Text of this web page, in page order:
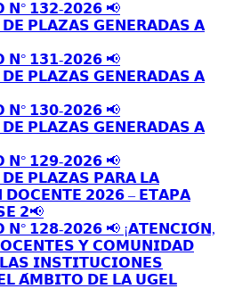
𝟭𝟯𝟮-𝟮𝟬𝟮𝟲 📢
𝗗𝗘 𝗣𝗟𝗔𝗭𝗔𝗦 𝗚𝗘𝗡𝗘𝗥𝗔𝗗𝗔𝗦 𝗔
𝟭𝟯𝟭-𝟮𝟬𝟮𝟲 📢
𝗗𝗘 𝗣𝗟𝗔𝗭𝗔𝗦 𝗚𝗘𝗡𝗘𝗥𝗔𝗗𝗔𝗦 𝗔
𝟭𝟯𝟬-𝟮𝟬𝟮𝟲 📢
𝗗𝗘 𝗣𝗟𝗔𝗭𝗔𝗦 𝗚𝗘𝗡𝗘𝗥𝗔𝗗𝗔𝗦 𝗔
𝟭𝟮𝟵-𝟮𝟬𝟮𝟲 📢
𝗣𝗟𝗔𝗭𝗔𝗦 𝗣𝗔𝗥𝗔 𝗟𝗔
𝗗𝗢𝗖𝗘𝗡𝗧𝗘 𝟮𝟬𝟮𝟲 – 𝗘𝗧𝗔𝗣𝗔
𝟮📢
𝟭𝟮𝟴-𝟮𝟬𝟮𝟲 📢 ¡𝗔𝗧𝗘𝗡𝗖𝗜𝗢́𝗡,
𝗬 𝗖𝗢𝗠𝗨𝗡𝗜𝗗𝗔𝗗
𝗜𝗡𝗦𝗧𝗜𝗧𝗨𝗖𝗜𝗢𝗡𝗘𝗦
𝗔́𝗠𝗕𝗜𝗧𝗢 𝗗𝗘 𝗟𝗔 𝗨𝗚𝗘𝗟